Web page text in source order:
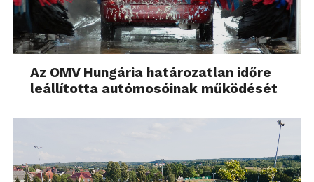
Az OMV Hungária határozatlan időre
leállította autómosóinak működését